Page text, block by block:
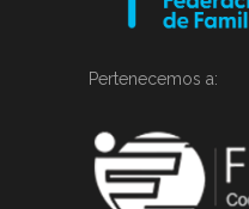
Pertenecemos a: